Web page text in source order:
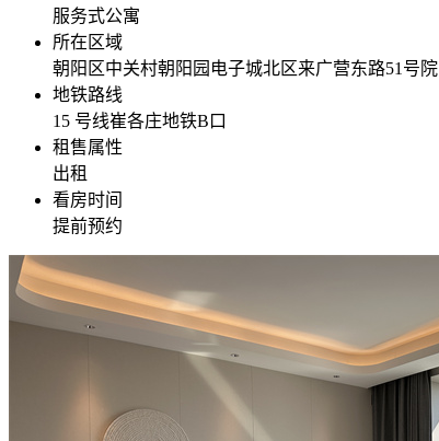
服务式公寓
所在区域
朝阳区中关村朝阳园电子城北区来广营东路51号院
地铁路线
15 号线崔各庄地铁B口
租售属性
出租
看房时间
提前预约